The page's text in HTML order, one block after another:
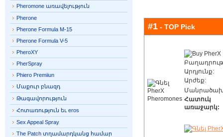
#1 - TOP Pick
Արդյունք:
Արժեք:
Հատուկ
առաջարկ:
Pheromone առավելություն
Pherone
Pherone Formula M-15
Pherone Formula V-5
PheroXY
PherSpray
Phiero Premiiun
Մաքուր բնազդ
Թագավորություն
Հոտառություն եւ eros
Sex Appeal Spray
The Patch տղամարդկանց համար